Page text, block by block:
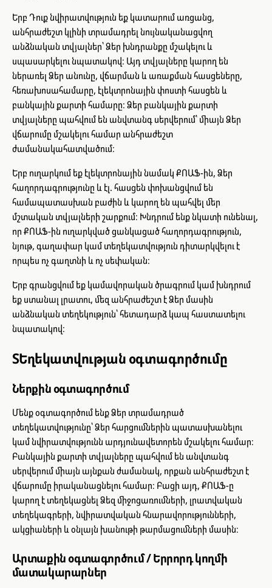
Երբ Դուք նվիրատվություն եք կատարում առցանց,
անհրաժեշտ կլինի տրամադրել նույնականացվող
անձնական տվյալներ՝ Ձեր խնդրանքը մշակելու և
սպասարկելու նպատակով։ Այդ տվյալները կարող են
ներառել Ձեր անունը, վճարման և առաքման հասցեները,
հեռախոսահամարը, էլեկտրոնային փոստի հասցեն և
բանկային քարտի համարը։ Ձեր բանկային քարտի
տվյալները պահվում են անվտանգ սերվերում՝ միայն Ձեր
վճարումը մշակելու համար անհրաժեշտ
ժամանակահատվածում։
Երբ ուղարկում եք էլեկտրոնային նամակ ՔՈԱՖ-ին, Ձեր
հաղորդագրությունը և էլ. հասցեն փոխանցվում են
համապատասխան բաժին և կարող են պահվել մեր
մշտական տվյալների շարքում։ Խնդրում ենք նկատի ունենալ,
որ ՔՈԱՖ-ին ուղարկված ցանկացած հաղորդագրություն,
նյութ, գաղափար կամ տեղեկատվություն դիտարկվելու է
որպես ոչ գաղտնի և ոչ սեփական։
Երբ գրանցվում եք կամավորական ծրագրում կամ խնդրում
եք ստանալ լրատու, մեզ անհրաժեշտ է Ձեր մասին
անձնական տեղեկություն՝ հետադարձ կապ հաստատելու
նպատակով։
ՏԵղեկատվության օգտագործումը
Ներքին օգտագործում
Մենք օգտագործում ենք Ձեր տրամադրած
տեղեկատվությունը՝ Ձեր հարցումներին պատասխանելու
կամ նվիրատվությունն արդյունավետորեն մշակելու համար։
Բանկային քարտի տվյալները պահվում են անվտանգ
սերվերում միայն այնքան ժամանակ, որքան անհրաժեշտ է
վճարումը իրականացնելու համար։ Բացի այդ, ՔՈԱՖ-ը
կարող է տեղեկացնել Ձեզ միջոցառումների, լրատվական
տեղեկագրերի, նվիրատվական հնարավորությունների,
ակցիաների և օնլայն խանութի թարմացումների մասին։
Արտաքին օգտագործում / Երրորդ կողմի
մատակարարներ